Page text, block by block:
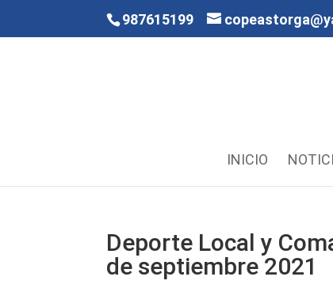
987615199
INICIO
Deporte Local y
de septiembre 2021